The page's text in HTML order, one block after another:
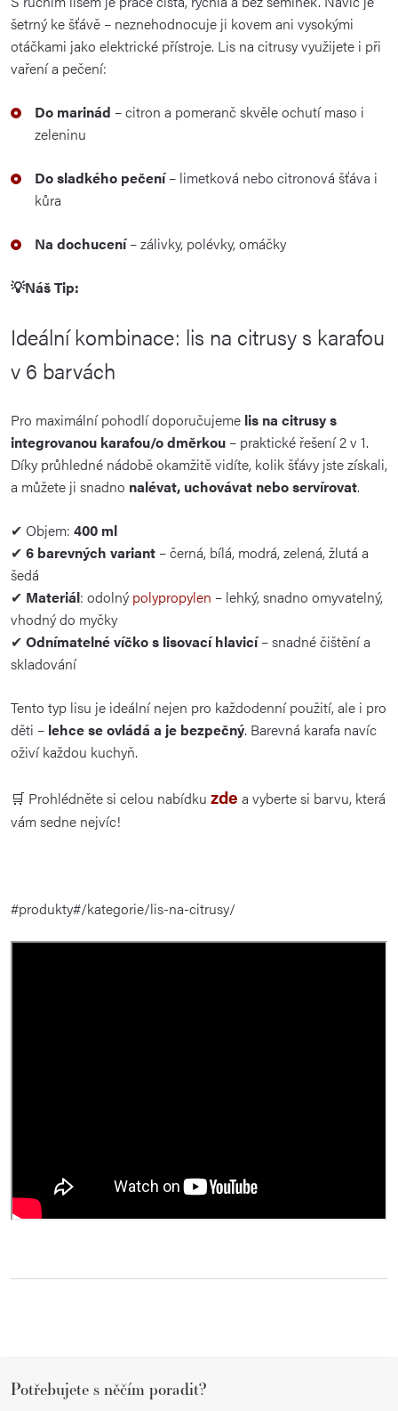
šetrný ke šťávě – neznehodnocuje ji kovem ani vysokými
otáčkami jako elektrické přístroje. Lis na citrusy využijete i při
vaření a pečení:
Do marinád – citron a pomeranč skvěle ochutí maso i
zeleninu
Do sladkého pečení– limetková nebo citronová šťáva i
kůra
Na dochucení– zálivky, polévky, omáčky
💡Náš Tip:
Ideální kombinace: lis na citrusy s karafou
v 6 barvách
Pro maximální pohodlí doporučujeme lis na citrusy s
integrovanou karafou/o dměrkou – praktické řešení 2 v 1.
Díky průhledné nádobě okamžitě vidíte, kolik šťávy jste získali,
a můžete ji snadno nalévat, uchovávat nebo servírovat.
✔ Objem: 400 ml
✔ 6 barevných variant – černá, bílá, modrá, zelená, žlutá a
šedá
✔ Materiál: odolný polypropylen – lehký, snadno omyvatelný,
vhodný do myčky
✔ Odnímatelné víčko s lisovací hlavicí– snadné čištění a
skladování
Tento typ lisu je ideální nejen pro každodenní použití, ale i pro
děti – lehce se ovládá a je bezpečný. Barevná karafa navíc
oživí každou kuchyň.
🛒 Prohlédněte si celou nabídku zde a vyberte si barvu, která
vám sedne nejvíc!
#produkty#/kategorie/lis-na-citrusy/
Potřebujete s něčím poradit?